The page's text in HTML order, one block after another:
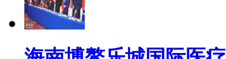
菌体蛋白，或直接使病
化剂，对多种生物有灭